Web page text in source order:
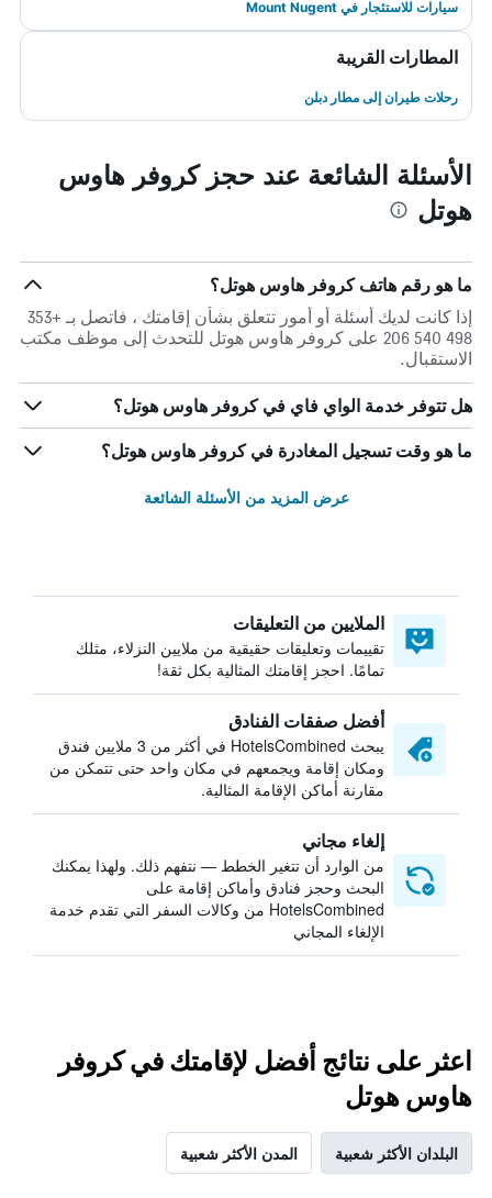
سيارات للاستئجار في Mount Nugent
المطارات القريبة
رحلات طيران إلى مطار دبلن
الأسئلة الشائعة عند حجز كروفر هاوس
هوتل
ما هو رقم هاتف كروفر هاوس هوتل؟
إذا كانت لديك أسئلة أو أمور تتعلق بشأن إقامتك ، فاتصل بـ +353
498 540 206 على كروفر هاوس هوتل للتحدث إلى موظف مكتب
الاستقبال.
هل تتوفر خدمة الواي فاي في كروفر هاوس هوتل؟
ما هو وقت تسجيل المغادرة في كروفر هاوس هوتل؟
عرض المزيد من الأسئلة الشائعة
الملايين من التعليقات
تقييمات وتعليقات حقيقية من ملايين النزلاء، مثلك
تمامًا. احجز إقامتك المثالية بكل ثقة!
أفضل صفقات الفنادق
يبحث HotelsCombined في أكثر من 3 ملايين فندق
ومكان إقامة ويجمعهم في مكان واحد حتى تتمكن من
مقارنة أماكن الإقامة المثالية.
إلغاء مجاني
من الوارد أن تتغير الخطط — نتفهم ذلك. ولهذا يمكنك
البحث وحجز فنادق وأماكن إقامة على
HotelsCombined من وكالات السفر التي تقدم خدمة
الإلغاء المجاني
اعثر على نتائج أفضل لإقامتك في كروفر
هاوس هوتل
البلدان الأكثر شعبية المدن الأكثر شعبية